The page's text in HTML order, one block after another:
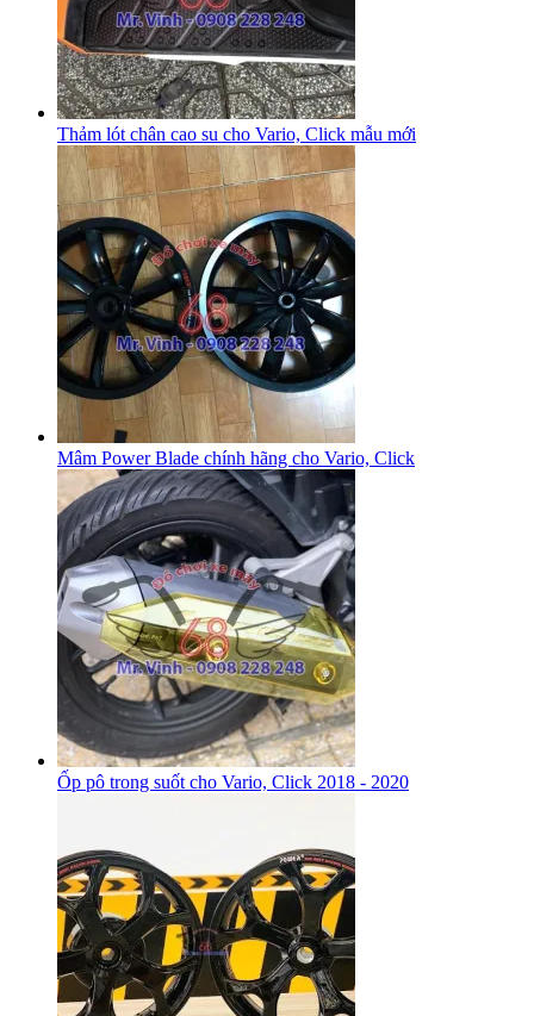
Thảm lót chân cao su cho Vario, Click mẫu mới
Mâm Power Blade chính hãng cho Vario, Click
Ốp pô trong suốt cho Vario, Click 2018 - 2020